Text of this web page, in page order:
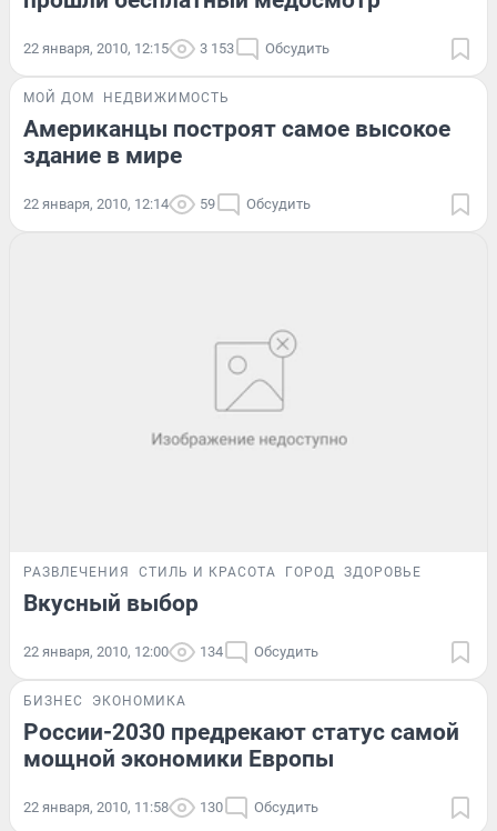
22 января, 2010, 12:15 3 153 Обсудить
МОЙ ДОМ НЕДВИЖИМОСТЬ
Американцы построят самое высокое
здание в мире
22 января, 2010, 12:14 59 Обсудить
РАЗВЛЕЧЕНИЯ СТИЛЬ И КРАСОТА ГОРОД ЗДОРОВЬЕ
Вкусный выбор
22 января, 2010, 12:00 134 Обсудить
БИЗНЕС ЭКОНОМИКА
России-2030 предрекают статус самой
мощной экономики Европы
22 января, 2010, 11:58 130 Обсудить